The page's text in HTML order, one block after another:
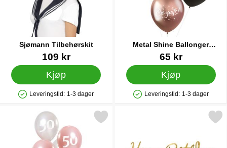
Sjømann Tilbehørskit
Varenummer 6927
109 kr
Kjøp
Produkttilgjengelighet: På lager
Leveringstid: 1-3 dager
Metal Shine Ballonger
Congrats
Varenummer 34083
65 kr
Kjøp
Produkttilgjengelighet: På lager
Leveringstid: 1-3 dager
Merk 50-års Ballonger Rosa & Sølv som favoritt
Merk girlander Happy